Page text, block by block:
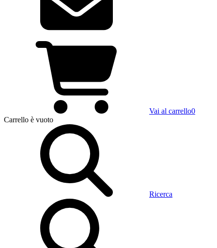
Vai al carrello0
Carrello è vuoto
Ricerca